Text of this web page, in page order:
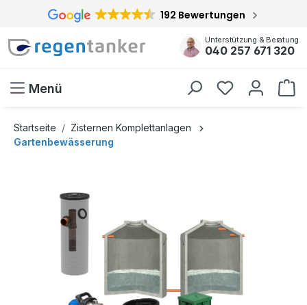
springen 192 Bewertungen
Unterstützung & Beratung
040 257 671 320
Menü
Startseite
Zisternen Komplettanlagen
Gartenbewässerung